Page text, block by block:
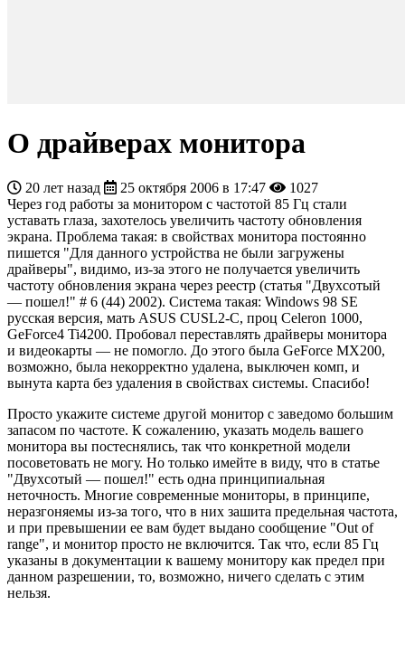
О драйверах монитора
20 лет назад 25 октября 2006 в 17:47
1027
Через год работы за монитором с частотой 85 Гц стали
уставать глаза, захотелось увеличить частоту обновления
экрана. Проблема такая: в свойствах монитора постоянно
пишется "Для данного устройства не были загружены
драйверы", видимо, из-за этого не получается увеличить
частоту обновления экрана через реестр (статья "Двухсотый
— пошел!" # 6 (44) 2002). Система такая: Windows 98 SE
русская версия, мать ASUS CUSL2-C, проц Celeron 1000,
GeForce4 Ti4200. Пробовал переставлять драйверы монитора
и видеокарты — не помогло. До этого была GeForce MX200,
возможно, была некорректно удалена, выключен комп, и
вынута карта без удаления в свойствах системы. Спасибо!
Просто укажите системе другой монитор с заведомо большим
запасом по частоте. К сожалению, указать модель вашего
монитора вы постеснялись, так что конкретной модели
посоветовать не могу. Но только имейте в виду, что в статье
"Двухсотый — пошел!" есть одна принципиальная
неточность. Многие современные мониторы, в принципе,
неразгоняемы из-за того, что в них зашита предельная частота,
и при превышении ее вам будет выдано сообщение "Out of
range", и монитор просто не включится. Так что, если 85 Гц
указаны в документации к вашему монитору как предел при
данном разрешении, то, возможно, ничего сделать с этим
нельзя.